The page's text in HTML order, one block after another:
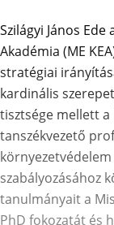
Szilágyi János
Akadémia (ME
stratégiai
kardinális
tisztsége mellett a
tanszékvezető
szabályozásához
tanulmányait a
PhD fokozatát és